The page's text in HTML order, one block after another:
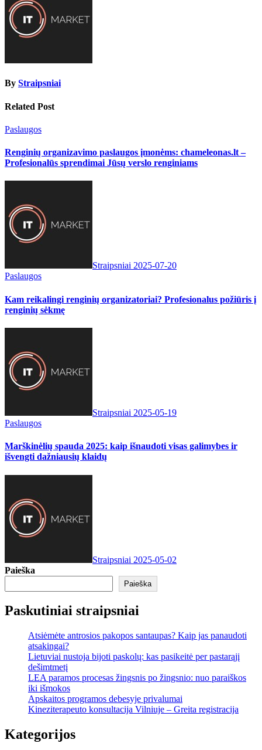
By Straipsniai
Related Post
Paslaugos
Renginių organizavimo paslaugos įmonėms: chameleonas.lt –
Profesionalūs sprendimai Jūsų verslo renginiams
Straipsniai 2025-07-20
Paslaugos
Kam reikalingi renginių organizatoriai? Profesionalus požiūris į
renginių sėkmę
Straipsniai 2025-05-19
Paslaugos
Marškinėlių spauda 2025: kaip išnaudoti visas galimybes ir
išvengti dažniausių klaidų
Straipsniai 2025-05-02
Paieška
Paieška
Paskutiniai straipsniai
Atsiėmėte antrosios pakopos santaupas? Kaip jas panaudoti
atsakingai?
Lietuviai nustoja bijoti paskolų: kas pasikeitė per pastarąjį
dešimtmetį
LEA paramos procesas žingsnis po žingsnio: nuo paraiškos
iki išmokos
Apskaitos programos debesyje privalumai
Kineziterapeuto konsultacija Vilniuje – Greita registracija
Kategorijos